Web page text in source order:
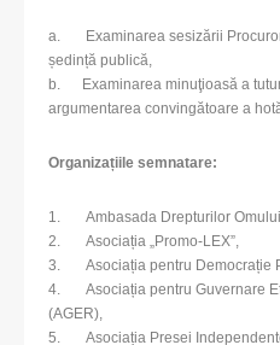
a. Examinarea sesizării
ședință publică,
b. Examinarea minuţioasă a
argumentarea convingătoare a
Organizațiile semnatare:
1. Ambasada Drepturilor
2. Asociația „Promo-LEX”,
3. Asociația pentru Democrație
4. Asociația pentru Guvernare
(AGER),
5. Asociația Presei